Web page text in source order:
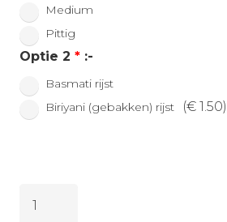
Medium
Pittig
Optie 2 * :-
Basmati rijst
Biriyani (gebakken) rijst
(€ 1.50)